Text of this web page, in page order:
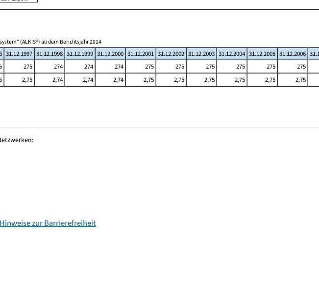
(ALKIS®) ab dem Berichtsjahr 2014
31.12.1997 31.12.1998 31.12.1999 31.12.2000 31.12.2001 31.12.2002 31.12.2003 31.12.2004 31.12.2005 31.12.2006
275 274 274 274 275 275 275 275 275
275
2,75 2,74 2,74 2,74 2,75 2,75 2,75 2,75 2,75 2,75
Hinweise zur Barrierefreiheit